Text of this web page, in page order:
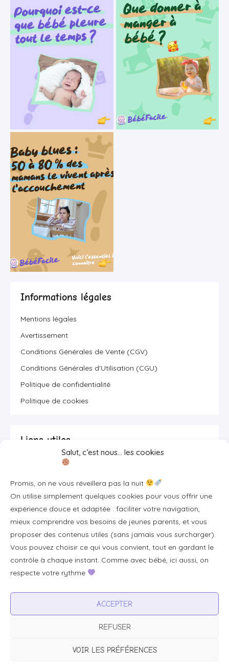
Salut, c’est nous… les cookies
Promis, on ne vous réveillera pas la nuit
On utilise simplement quelques cookies pour vous offrir une
expérience douce et adaptée : faciliter votre navigation,
mieux comprendre vos besoins de jeunes parents, et vous
proposer des contenus utiles (sans jamais vous surcharger).
Vous pouvez choisir ce qui vous convient, tout en gardant le
contrôle à chaque instant. Comme avec bébé, ici aussi, on
respecte votre rythme
ACCEPTER
REFUSER
VOIR LES PRÉFÉRENCES
Informations légales
Mentions légales
Avertissement
Conditions Générales de Vente (CGV)
Conditions Générales d'Utilisation (CGU)
Politique de confidentialité
Politique de cookies
Liens utiles
Se connecter/S'inscrire
FAQ / Livraison & accès
À propos
Plan du site
Tous les articles
Professionnels & partenariats
Visibilité pour votre marque
Proposer un produit ou un service